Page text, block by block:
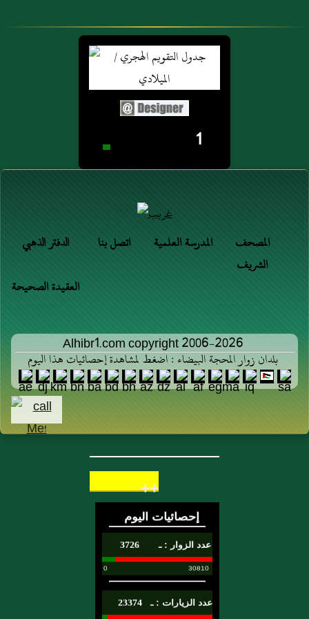
1
الدفتر الذهبي اتصل بنا المدرسة العلمية
المصحف
الشريف
العقيدة الصحيحة
Alhibr1.com copyright 2006-2026
بلدان زوار المحجة البيضاء : اضغط لمشاهدة إحصائيات هذا اليوم
++